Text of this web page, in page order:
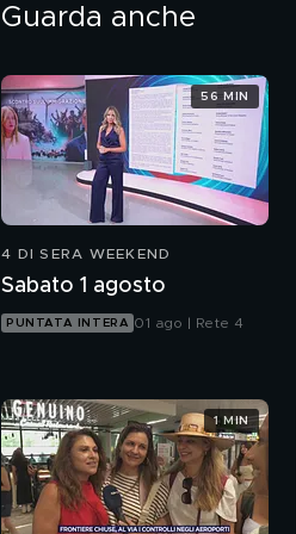
Guarda anche
4 DI SERA WEEKEND
Sabato 1 agosto
PUNTATA INTERA 01 ago | Rete 4
56 MIN
1 MIN